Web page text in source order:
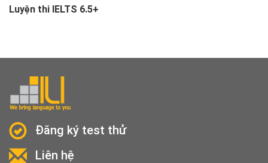
Luyện thi IELTS 6.5+
Đăng ký test thử
Liên hệ